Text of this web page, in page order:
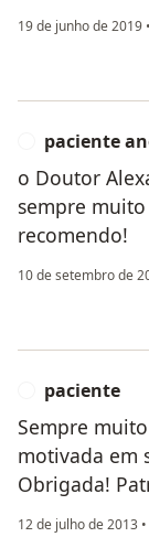
19 de junho de 2019 •
paciente
o Doutor
sempre
recomendo!
10 de setembro de
paciente
Sempre
motivada em
Obrigada!
12 de julho de 2013 •